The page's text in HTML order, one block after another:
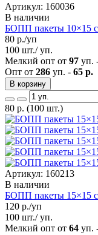
Артикул: 160036
В наличии
БОПП пакеты 10×15
80 р./уп
100 шт./ уп.
Мелкий опт от 97 уп.
Опт от 286 уп. - 65 р.
В корзину
80 р. (100 шт.)
Артикул: 160213
В наличии
БОПП пакеты 15×15
120 р./уп
100 шт./ уп.
Мелкий опт от 64 уп.